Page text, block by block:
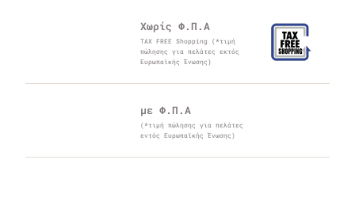
Χωρίς Φ.Π.Α
TAX FREE Shopping (*τιμή
πώλησης για πελάτες εκτός
Ευρωπαϊκής Ένωσης)
με Φ.Π.Α
(*τιμή πώλησης για πελάτες
εντός Ευρωπαϊκής Ένωσης)